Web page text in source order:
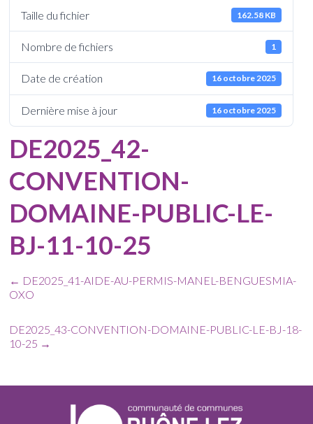
Taille du fichier 162.58 KB
Nombre de fichiers 1
Date de création 16 octobre 2025
Dernière mise à jour 16 octobre 2025
DE2025_42-
CONVENTION-
DOMAINE-PUBLIC-LE-
BJ-11-10-25
← DE2025_41-AIDE-AU-PERMIS-MANEL-BENGUESMIA-
OXO
DE2025_43-CONVENTION-DOMAINE-PUBLIC-LE-BJ-18-
10-25 →